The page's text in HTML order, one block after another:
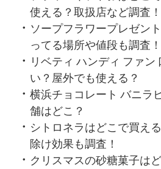
使える？取扱店など調査！
ソープフラワープレゼン
ってる場所や値段も調査！
リベティ ハンディ ファン
い？屋外でも使える？
横浜チョコレート バニラ
舗はどこ？
シトロネラはどこで買え
除け効果も調査！
クリスマスの砂糖菓子は